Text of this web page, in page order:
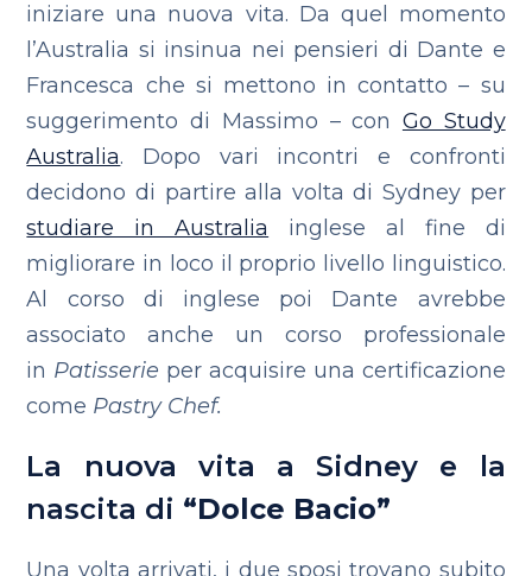
iniziare una nuova vita. Da quel momento
l’Australia si insinua nei pensieri di Dante e
Francesca che si mettono in contatto – su
suggerimento di Massimo – con Go Study
Australia. Dopo vari incontri e confronti
decidono di partire alla volta di Sydney per
studiare in Australia inglese al fine di
migliorare in loco il proprio livello linguistico.
Al corso di inglese poi Dante avrebbe
associato anche un corso professionale
in Patisserie per acquisire una certificazione
come Pastry Chef.
La nuova vita a Sidney e la
nascita di “Dolce Bacio”
Una volta arrivati, i due sposi trovano subito